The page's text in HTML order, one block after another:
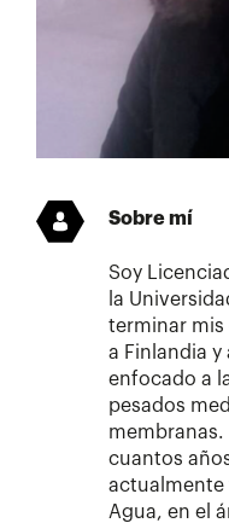
Sobre mí
Soy
la
terminar mis
a Finlandia
enfocado a
pesados
membranas.
cuantos
actualmente
Agua, en el